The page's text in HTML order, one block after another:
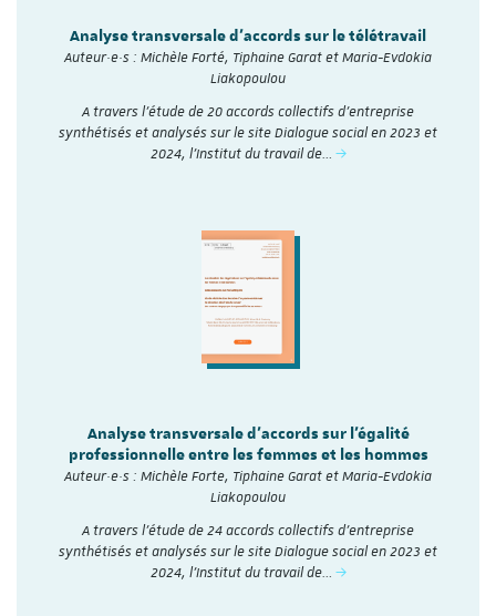
Analyse transversale d'accords sur le télétravail
Auteur·e·s : Michèle Forté, Tiphaine Garat et Maria-Evdokia
Liakopoulou
A travers l’étude de 20 accords collectifs d’entreprise
synthétisés et analysés sur le site Dialogue social en 2023 et
2024, l'Institut du travail de…
Analyse transversale d'accords sur l'égalité
professionnelle entre les femmes et les hommes
Auteur·e·s : Michèle Forte, Tiphaine Garat et Maria-Evdokia
Liakopoulou
A travers l’étude de 24 accords collectifs d’entreprise
synthétisés et analysés sur le site Dialogue social en 2023 et
2024, l'Institut du travail de…